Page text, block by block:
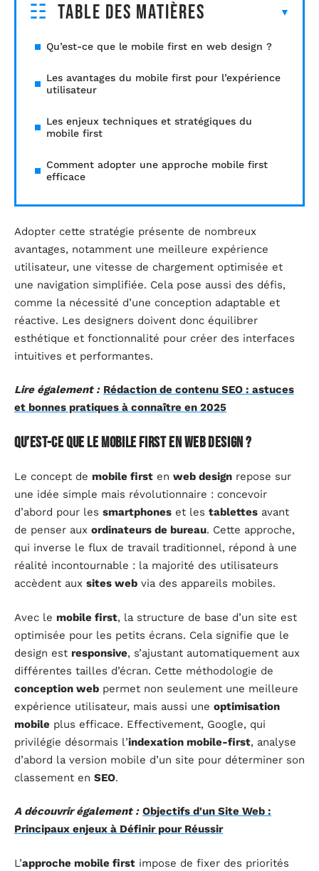
Table des matières
Qu’est-ce que le mobile first en web design ?
Les avantages du mobile first pour l’expérience
utilisateur
Les enjeux techniques et stratégiques du
mobile first
Comment adopter une approche mobile first
efficace
Adopter cette stratégie présente de nombreux
avantages, notamment une meilleure expérience
utilisateur, une vitesse de chargement optimisée et
une navigation simplifiée. Cela pose aussi des défis,
comme la nécessité d’une conception adaptable et
réactive. Les designers doivent donc équilibrer
esthétique et fonctionnalité pour créer des interfaces
intuitives et performantes.
Lire également : Rédaction de contenu SEO : astuces
et bonnes pratiques à connaître en 2025
Qu’est-ce que le mobile first en web design ?
Le concept de mobile first en web design repose sur
une idée simple mais révolutionnaire : concevoir
d’abord pour les smartphones et les tablettes avant
de penser aux ordinateurs de bureau. Cette approche,
qui inverse le flux de travail traditionnel, répond à une
réalité incontournable : la majorité des utilisateurs
accèdent aux sites web via des appareils mobiles.
Avec le mobile first, la structure de base d’un site est
optimisée pour les petits écrans. Cela signifie que le
design est responsive, s’ajustant automatiquement aux
différentes tailles d’écran. Cette méthodologie de
conception web permet non seulement une meilleure
expérience utilisateur, mais aussi une optimisation
mobile plus efficace. Effectivement, Google, qui
privilégie désormais l’indexation mobile-first, analyse
d’abord la version mobile d’un site pour déterminer son
classement en SEO.
A découvrir également : Objectifs d'un Site Web :
Principaux enjeux à Définir pour Réussir
L’approche mobile first impose de fixer des priorités